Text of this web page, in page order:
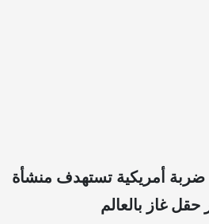
ضربة أمريكية تستهدف منشأة
حقل غاز بالعالم